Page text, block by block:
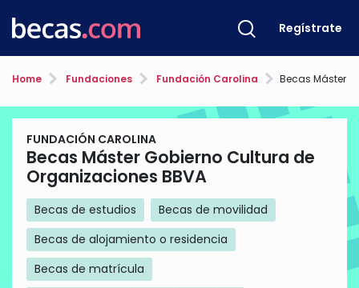
Regístrate
Home Fundaciones Fundación Carolina Becas Máster Gobierno
FUNDACIÓN CAROLINA
Becas Máster Gobierno Cultura de
Organizaciones BBVA
Becas de estudios
Becas de movilidad
Becas de alojamiento o residencia
Becas de matrícula